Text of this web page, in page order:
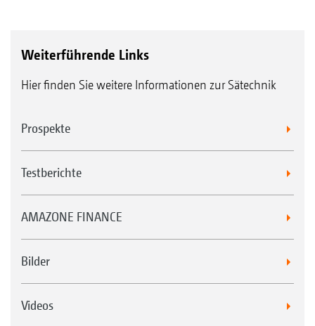
Weiterführende Links
Hier finden Sie weitere Informationen zur Sätechnik
Prospekte
Testberichte
AMAZONE FINANCE
Bilder
Videos